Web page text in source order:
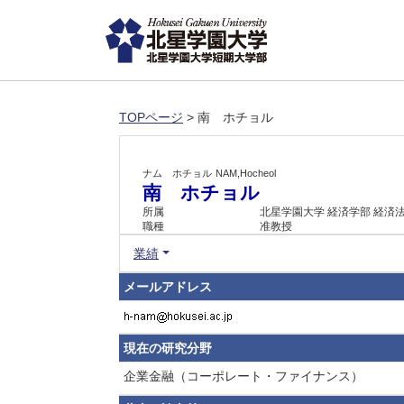
TOPページ > 南 ホチョル
ナム ホチョル NAM,Hocheol
南 ホチョル
所属
北星学園大学 経済学部 経済
職種
准教授
業績
メールアドレス
現在の研究分野
企業金融（コーポレート・ファイナンス）